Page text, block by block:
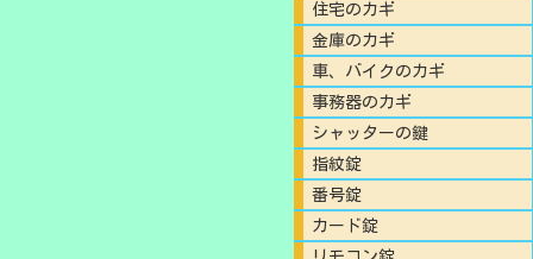
住宅のカギ
金庫のカギ
車、バイクのカギ
事務器のカギ
シャッターの鍵
指紋錠
番号錠
カード錠